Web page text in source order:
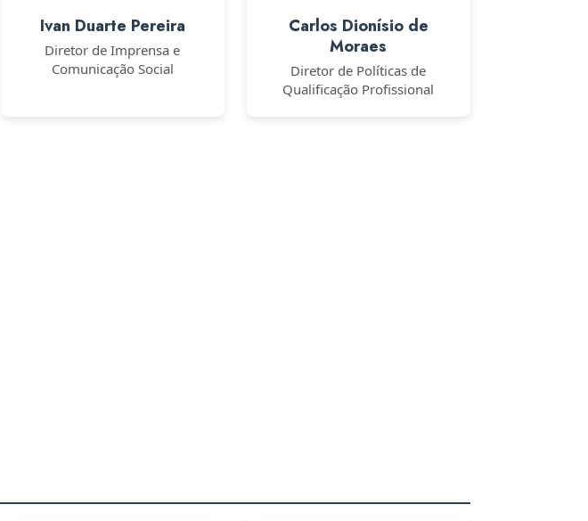
Ivan Duarte Pereira
Diretor de Imprensa e
Comunicação Social
Carlos Dionísio de
Moraes
Diretor de Políticas de
Qualificação Profissional